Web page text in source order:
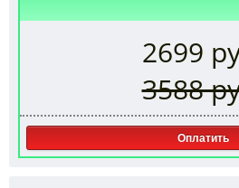
2699
3588
Оплатить